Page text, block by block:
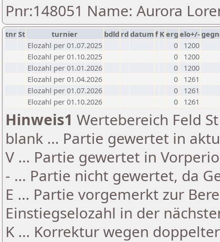
Pnr:148051 Name: Aurora
tnrSt turnier bdld rd datumf Kerg elo+/-
Elozahl per 01.07.2025
0
1200
Elozahl per 01.10.2025
0
1200
Elozahl per 01.01.2026
0
1200
Elozahl per 01.04.2026
0
1261
Elozahl per 01.07.2026
0
1261
Elozahl per 01.10.2026
0 1261
Hinweis1 Wertebereich Feld
blank ... Partie gewertet in
V ... Partie gewertet in
- ... Partie nicht gewertet, da
E ... Partie vorgemerkt zur
Einstiegselozahl in der
K ... Korrektur wegen